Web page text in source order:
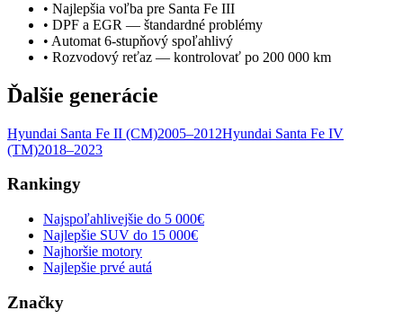
• Najlepšia voľba pre Santa Fe III
• DPF a EGR — štandardné problémy
• Automat 6-stupňový spoľahlivý
• Rozvodový reťaz — kontrolovať po 200 000 km
Ďalšie generácie
Hyundai Santa Fe II (CM)2005–2012Hyundai Santa Fe IV
(TM)2018–2023
Rankingy
Najspoľahlivejšie do 5 000€
Najlepšie SUV do 15 000€
Najhoršie motory
Najlepšie prvé autá
Značky